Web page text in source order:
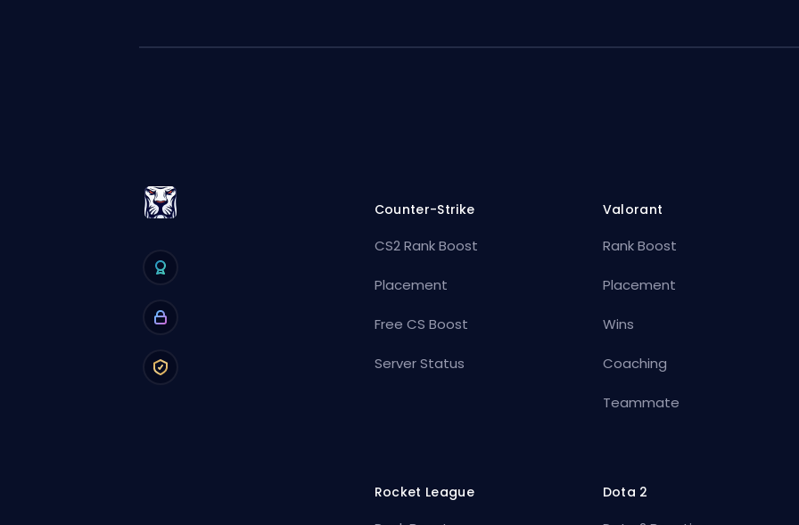
Counter-Strike
CS2 Rank Boost
Placement
Free CS Boost
Server Status
Valorant
Rank Boost
Placement
Wins
Coaching
Teammate
Rocket League Dota 2